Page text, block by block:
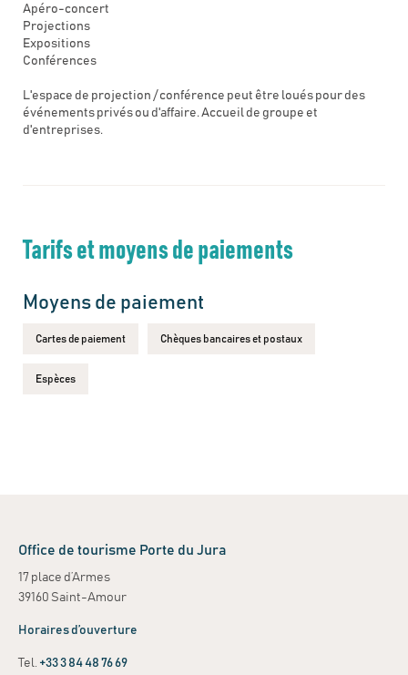
Apéro-concert
Projections
Expositions
Conférences
L'espace de projection / conférence peut être loués pour des
événements privés ou d'affaire. Accueil de groupe et
d'entreprises.
Tarifs et moyens de paiements
Moyens de paiement
Cartes de paiement Chèques bancaires et postaux
Espèces
Office de tourisme Porte du Jura
17 place d’Armes
39160 Saint-Amour
Horaires d’ouverture
Tel. +33 3 84 48 76 69